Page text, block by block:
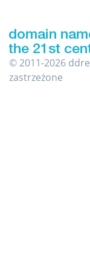
© 2011-2026
zastrzeżone